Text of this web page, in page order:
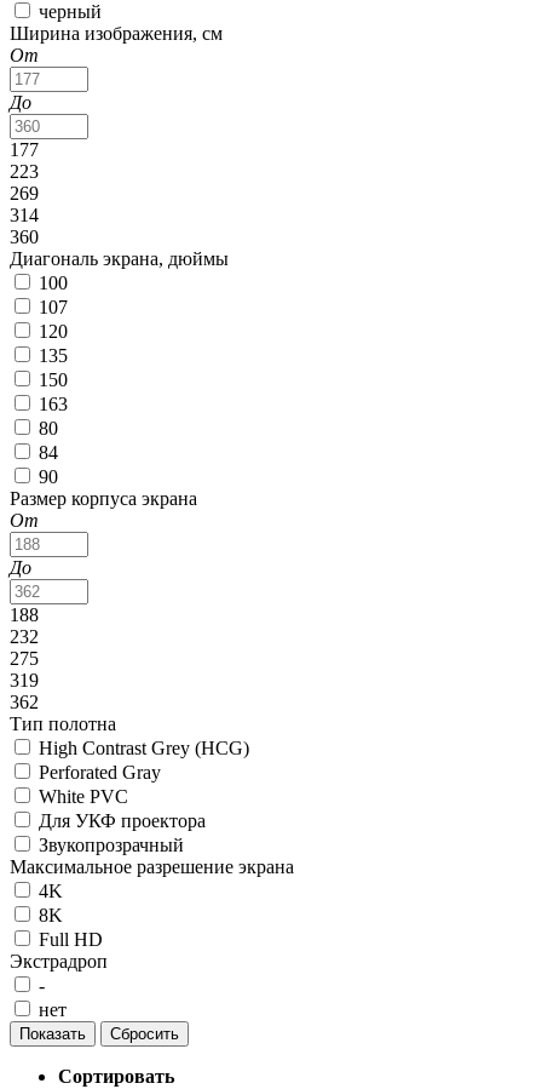
черный
Ширина изображения, см
От
До
177
223
269
314
360
Диагональ экрана, дюймы
100
107
120
135
150
163
80
84
90
Размер корпуса экрана
От
До
188
232
275
319
362
Тип полотна
High Contrast Grey (HCG)
Perforated Gray
White PVC
Для УКФ проектора
Звукопрозрачный
Максимальное разрешение экрана
4K
8K
Full HD
Экстрадроп
-
нет
Сортировать